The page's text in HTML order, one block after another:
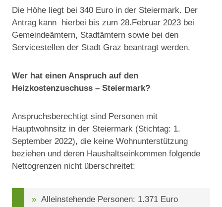
Die Höhe liegt bei 340 Euro in der Steiermark. Der
Antrag kann hierbei bis zum 28.Februar 2023 bei
Gemeindeämtern, Stadtämtern sowie bei den
Servicestellen der Stadt Graz beantragt werden.
Wer hat einen Anspruch auf den
Heizkostenzuschuss – Steiermark?
Anspruchsberechtigt sind Personen mit
Hauptwohnsitz in der Steiermark (Stichtag: 1.
September 2022), die keine Wohnunterstützung
beziehen und deren Haushaltseinkommen folgende
Nettogrenzen nicht überschreitet:
Alleinstehende Personen: 1.371 Euro